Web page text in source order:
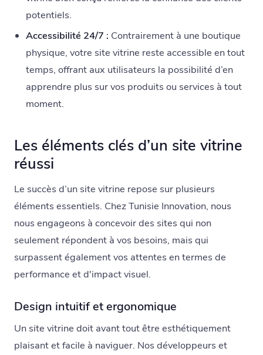
potentiels.
Accessibilité 24/7 : Contrairement à une boutique
physique, votre site vitrine reste accessible en tout
temps, offrant aux utilisateurs la possibilité d’en
apprendre plus sur vos produits ou services à tout
moment.
Les éléments clés d’un site vitrine
réussi
Le succès d’un site vitrine repose sur plusieurs
éléments essentiels. Chez Tunisie Innovation, nous
nous engageons à concevoir des sites qui non
seulement répondent à vos besoins, mais qui
surpassent également vos attentes en termes de
performance et d'impact visuel.
Design intuitif et ergonomique
Un site vitrine doit avant tout être esthétiquement
plaisant et facile à naviguer. Nos développeurs et